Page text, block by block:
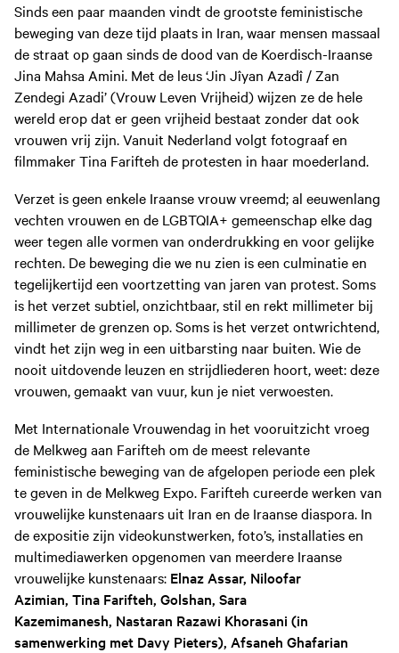
Sinds een paar maanden vindt de grootste feministische
beweging van deze tijd plaats in Iran, waar mensen massaal
de straat op gaan sinds de dood van de Koerdisch-Iraanse
Jina Mahsa Amini. Met de leus ‘Jin Jîyan Azadî / Zan
Zendegi Azadi’ (Vrouw Leven Vrijheid) wijzen ze de hele
wereld erop dat er geen vrijheid bestaat zonder dat ook
vrouwen vrij zijn. Vanuit Nederland volgt fotograaf en
filmmaker Tina Farifteh de protesten in haar moederland.
Verzet is geen enkele Iraanse vrouw vreemd; al eeuwenlang
vechten vrouwen en de LGBTQIA+ gemeenschap elke dag
weer tegen alle vormen van onderdrukking en voor gelijke
rechten. De beweging die we nu zien is een culminatie en
tegelijkertijd een voortzetting van jaren van protest. Soms
is het verzet subtiel, onzichtbaar, stil en rekt millimeter bij
millimeter de grenzen op. Soms is het verzet ontwrichtend,
vindt het zijn weg in een uitbarsting naar buiten. Wie de
nooit uitdovende leuzen en strijdliederen hoort, weet: deze
vrouwen, gemaakt van vuur, kun je niet verwoesten.
Met Internationale Vrouwendag in het vooruitzicht vroeg
de Melkweg aan Farifteh om de meest relevante
feministische beweging van de afgelopen periode een plek
te geven in de Melkweg Expo. Farifteh cureerde werken van
vrouwelijke kunstenaars uit Iran en de Iraanse diaspora. In
de expositie zijn videokunstwerken, foto’s, installaties en
multimediawerken opgenomen van meerdere Iraanse
vrouwelijke kunstenaars: Elnaz Assar, Niloofar
Azimian, Tina Farifteh, Golshan, Sara
Kazemimanesh, Nastaran Razawi Khorasani (in
samenwerking met Davy Pieters), Afsaneh Ghafarian